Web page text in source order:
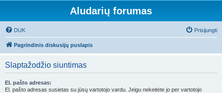
Aludarių forumas
DUK Prisijungti
Pagrindinis diskusijų puslapis
Slaptažodžio siuntimas
El. pašto adresas:
El. pašto adresas susietas su jūsų vartotojo vardu. Jeigu nekeitėte jo per vartotojo